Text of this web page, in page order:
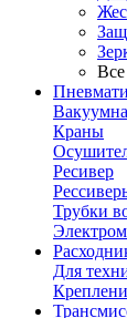
Все
Краны
Ресивер
Трубки
Для